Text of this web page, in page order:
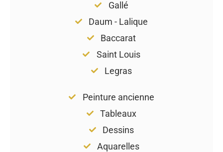
Gallé
Daum - Lalique
Baccarat
Saint Louis
Legras
Peinture ancienne
Tableaux
Dessins
Aquarelles